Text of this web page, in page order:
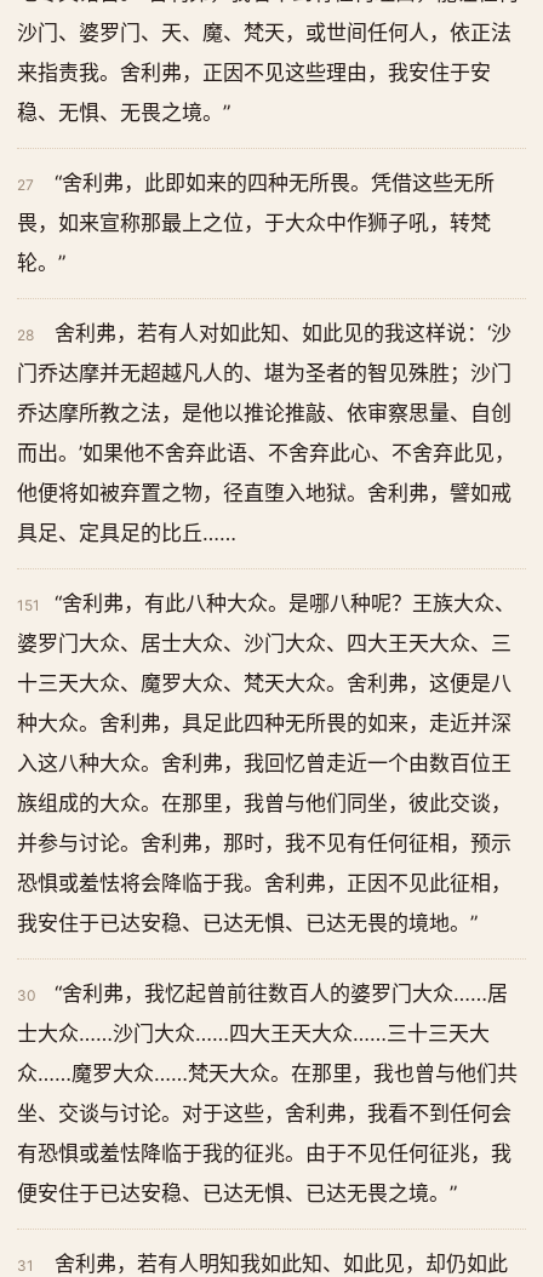
沙门、婆罗门、天、魔、梵天，或世间任何人，依正法
来指责我。舍利弗，正因不见这些理由，我安住于安
稳、无惧、无畏之境。”
27
“舍利弗，此即如来的四种无所畏。凭借这些无所
畏，如来宣称那最上之位，于大众中作狮子吼，转梵
轮。”
28
舍利弗，若有人对如此知、如此见的我这样说：‘沙
门乔达摩并无超越凡人的、堪为圣者的智见殊胜；沙门
乔达摩所教之法，是他以推论推敲、依审察思量、自创
而出。’如果他不舍弃此语、不舍弃此心、不舍弃此见，
他便将如被弃置之物，径直堕入地狱。舍利弗，譬如戒
具足、定具足的比丘……
151
“舍利弗，有此八种大众。是哪八种呢？王族大众、
婆罗门大众、居士大众、沙门大众、四大王天大众、三
十三天大众、魔罗大众、梵天大众。舍利弗，这便是八
种大众。舍利弗，具足此四种无所畏的如来，走近并深
入这八种大众。舍利弗，我回忆曾走近一个由数百位王
族组成的大众。在那里，我曾与他们同坐，彼此交谈，
并参与讨论。舍利弗，那时，我不见有任何征相，预示
恐惧或羞怯将会降临于我。舍利弗，正因不见此征相，
我安住于已达安稳、已达无惧、已达无畏的境地。”
30
“舍利弗，我忆起曾前往数百人的婆罗门大众……居
士大众……沙门大众……四大王天大众……三十三天大
众……魔罗大众……梵天大众。在那里，我也曾与他们共
坐、交谈与讨论。对于这些，舍利弗，我看不到任何会
有恐惧或羞怯降临于我的征兆。由于不见任何征兆，我
便安住于已达安稳、已达无惧、已达无畏之境。”
31
舍利弗，若有人明知我如此知、如此见，却仍如此